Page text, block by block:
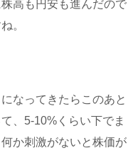
高も円安も進んだので
。
なってきたらこのあと
、5-10%くらい下でま
か刺激がないと株価が